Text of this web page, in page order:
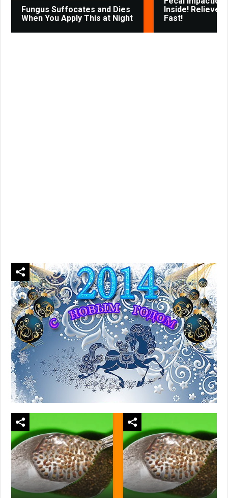
Fungus Suffocates and Dies
When You Apply This at Night
Inside! Relieves
Fast!